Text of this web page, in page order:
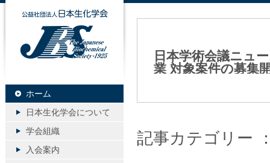
日本学術会議ニュ
業 対象案件の募集
記事カテゴリー
公益社団法人日本生化学会
ホーム
日本生化学会について
学会組織
入会案内